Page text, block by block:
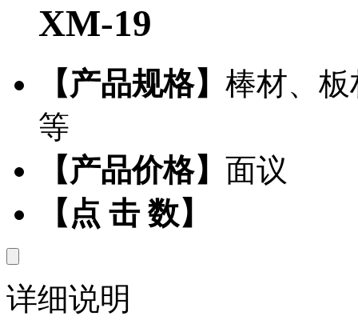
XM-19
【产品规格】 棒材、
等
【产品价格】 面议
【点 击 数】
详细说明